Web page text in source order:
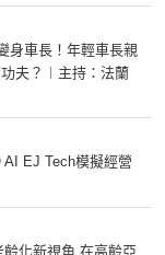
身車長！年輕車長親
夫？︱主持：法蘭
AI EJ Tech模擬經營
齡化新視角 在高齡亞